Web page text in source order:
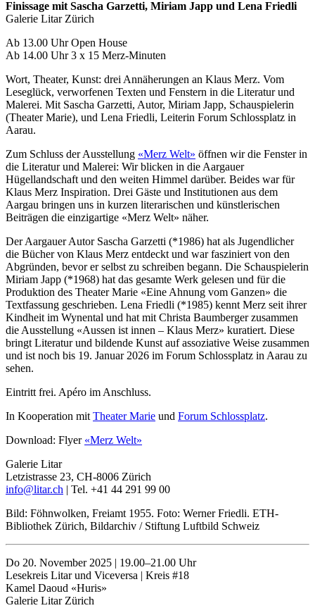
Finissage mit Sascha Garzetti, Miriam Japp und Lena Friedli
Galerie Litar Zürich
Ab 13.00 Uhr Open House
Ab 14.00 Uhr 3 x 15 Merz-Minuten
Wort, Theater, Kunst: drei Annäherungen an Klaus Merz. Vom
Leseglück, verworfenen Texten und Fenstern in die Literatur und
Malerei. Mit Sascha Garzetti, Autor, Miriam Japp, Schauspielerin
(Theater Marie), und Lena Friedli, Leiterin Forum Schlossplatz in
Aarau.
Zum Schluss der Ausstellung «Merz Welt» öffnen wir die Fenster in
die Literatur und Malerei: Wir blicken in die Aargauer
Hügellandschaft und den weiten Himmel darüber. Beides war für
Klaus Merz Inspiration. Drei Gäste und Institutionen aus dem
Aargau bringen uns in kurzen literarischen und künstlerischen
Beiträgen die einzigartige «Merz Welt» näher.
Der Aargauer Autor Sascha Garzetti (*1986) hat als Jugendlicher
die Bücher von Klaus Merz entdeckt und war fasziniert von den
Abgründen, bevor er selbst zu schreiben begann. Die Schauspielerin
Miriam Japp (*1968) hat das gesamte Werk gelesen und für die
Produktion des Theater Marie «Eine Ahnung vom Ganzen» die
Textfassung geschrieben. Lena Friedli (*1985) kennt Merz seit ihrer
Kindheit im Wynental und hat mit Christa Baumberger zusammen
die Ausstellung «Aussen ist innen – Klaus Merz» kuratiert. Diese
bringt Literatur und bildende Kunst auf assoziative Weise zusammen
und ist noch bis 19. Januar 2026 im Forum Schlossplatz in Aarau zu
sehen.
Eintritt frei. Apéro im Anschluss.
In Kooperation mit Theater Marie und Forum Schlossplatz.
Download: Flyer «Merz Welt»
Galerie Litar
Letzistrasse 23, CH-8006 Zürich
info@litar.ch | Tel. +41 44 291 99 00
Bild: Föhnwolken, Freiamt 1955. Foto: Werner Friedli. ETH-
Bibliothek Zürich, Bildarchiv / Stiftung Luftbild Schweiz
Do 20. November 2025 | 19.00–21.00 Uhr
Lesekreis Litar und Viceversa | Kreis #18
Kamel Daoud «Huris»
Galerie Litar Zürich